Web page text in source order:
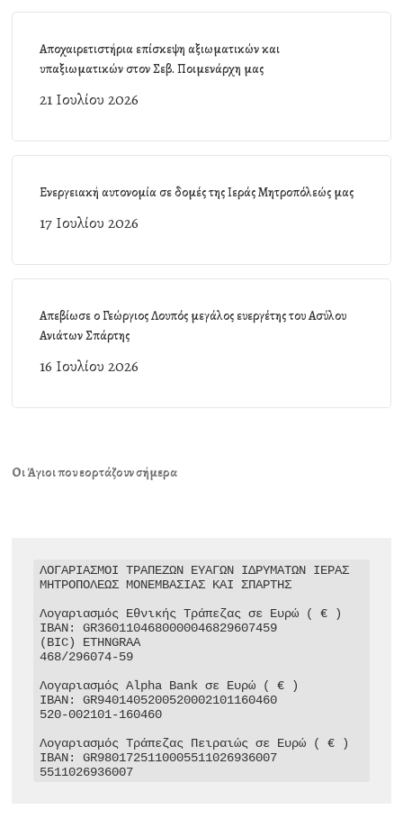
Αποχαιρετιστήρια επίσκεψη αξιωματικών και
υπαξιωματικών στον Σεβ. Ποιμενάρχη μας
21 Ιουλίου 2026
Ενεργειακή αυτονομία σε δομές της Ιεράς Μητροπόλεώς μας
17 Ιουλίου 2026
Απεβίωσε ο Γεώργιος Λουπός μεγάλος ευεργέτης του Ασύλου
Ανιάτων Σπάρτης
16 Ιουλίου 2026
Οι Άγιοι που εορτάζουν σήμερα
ΛΟΓΑΡΙΑΣΜΟΙ ΤΡΑΠΕΖΩΝ ΕΥΑΓΩΝ ΙΔΡΥΜΑΤΩΝ ΙΕΡΑΣ
ΜΗΤΡΟΠΟΛΕΩΣ ΜΟΝΕΜΒΑΣΙΑΣ ΚΑΙ ΣΠΑΡΤΗΣ
Λογαριασμός Εθνικής Τράπεζας σε Ευρώ ( € )
IBAN: GR3601104680000046829607459
(BIC) ETHNGRAA
468/296074-59
Λογαριασμός Alpha Bank σε Ευρώ ( € )
IBAN: GR9401405200520002101160460
520-002101-160460
Λογαριασμός Τράπεζας Πειραιώς σε Ευρώ ( € )
IBAN: GR9801725110005511026936007
5511026936007